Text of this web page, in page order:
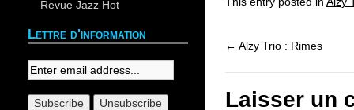
← Alzy Trio : Rimes
Laisser un
Revue Jazz Hot
Lettre d'information